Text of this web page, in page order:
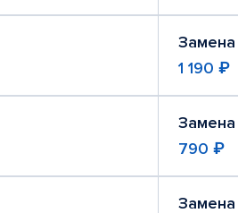
1 190 ₽
790 ₽
Замена